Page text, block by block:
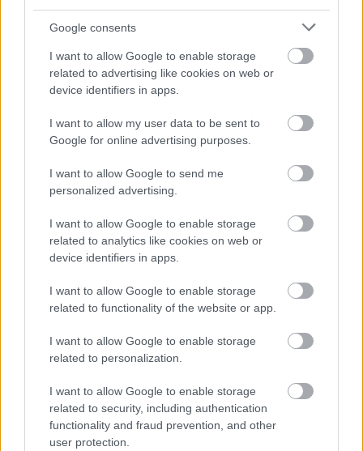
Google consents
I want to allow Google to enable storage
related to advertising like cookies on web or
device identifiers in apps.
I want to allow my user data to be sent to
Google for online advertising purposes.
I want to allow Google to send me
personalized advertising.
I want to allow Google to enable storage
related to analytics like cookies on web or
device identifiers in apps.
I want to allow Google to enable storage
related to functionality of the website or app.
I want to allow Google to enable storage
related to personalization.
I want to allow Google to enable storage
related to security, including authentication
functionality and fraud prevention, and other
user protection.